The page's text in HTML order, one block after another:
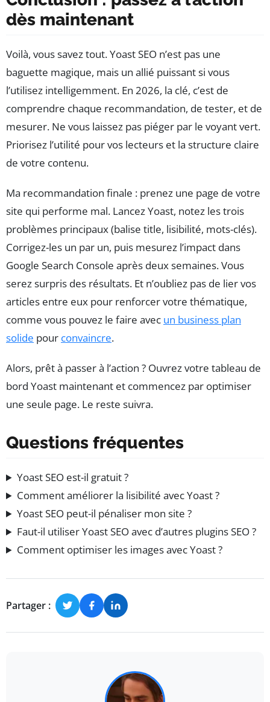
dès maintenant
Voilà, vous savez tout. Yoast SEO n’est pas une
baguette magique, mais un allié puissant si vous
l’utilisez intelligemment. En 2026, la clé, c’est de
comprendre chaque recommandation, de tester, et de
mesurer. Ne vous laissez pas piéger par le voyant vert.
Priorisez l’utilité pour vos lecteurs et la structure claire
de votre contenu.
Ma recommandation finale : prenez une page de votre
site qui performe mal. Lancez Yoast, notez les trois
problèmes principaux (balise title, lisibilité, mots-clés).
Corrigez-les un par un, puis mesurez l’impact dans
Google Search Console après deux semaines. Vous
serez surpris des résultats. Et n’oubliez pas de lier vos
articles entre eux pour renforcer votre thématique,
comme vous pouvez le faire avec un business plan
solide pour convaincre.
Alors, prêt à passer à l’action ? Ouvrez votre tableau de
bord Yoast maintenant et commencez par optimiser
une seule page. Le reste suivra.
Questions fréquentes
Yoast SEO est-il gratuit ?
Comment améliorer la lisibilité avec Yoast ?
Yoast SEO peut-il pénaliser mon site ?
Faut-il utiliser Yoast SEO avec d’autres plugins SEO ?
Comment optimiser les images avec Yoast ?
Partager :